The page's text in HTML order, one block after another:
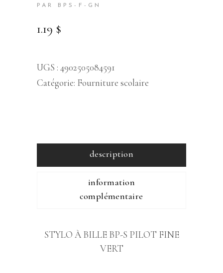
PAR BPS-F-GN
1.19 $
UGS : 4902505084591
Catégorie: Fourniture scolaire
description
information
complémentaire
STYLO À BILLE BP-S PILOT FINE
VERT